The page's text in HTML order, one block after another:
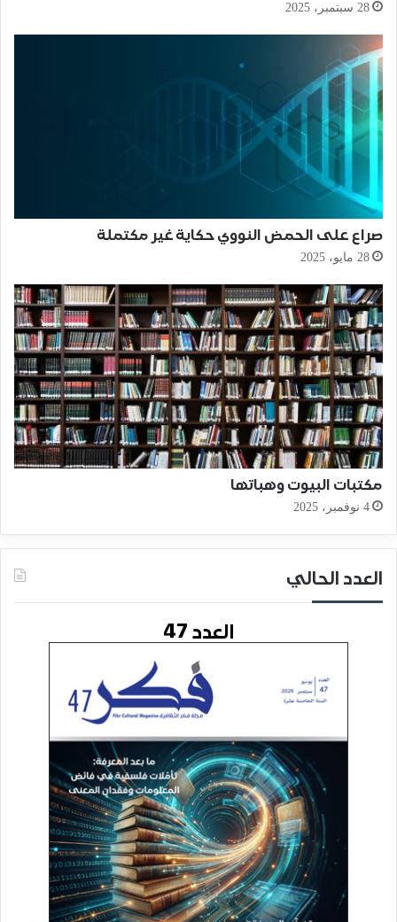
28 سبتمبر، 2025
صراع على الحمض النووي حكاية غير مكتملة
28 مايو، 2025
مكتبات البيوت وهباتها
4 نوفمبر، 2025
العدد الحالي
العدد 47